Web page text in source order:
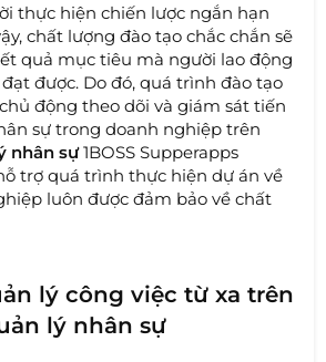
thực hiện chiến lược ngắn hạn
chất lượng đào tạo chắc chắn sẽ
quả mục tiêu mà người lao động
được. Do đó, quá trình đào tạo
động theo dõi và giám sát tiến
sự trong doanh nghiệp trên
nhân sự1BOSS Supperapps
trợ quá trình thực hiện dự án về
luôn được đảm bảo về chất
lý công việc từ xa trên
lý nhân sự